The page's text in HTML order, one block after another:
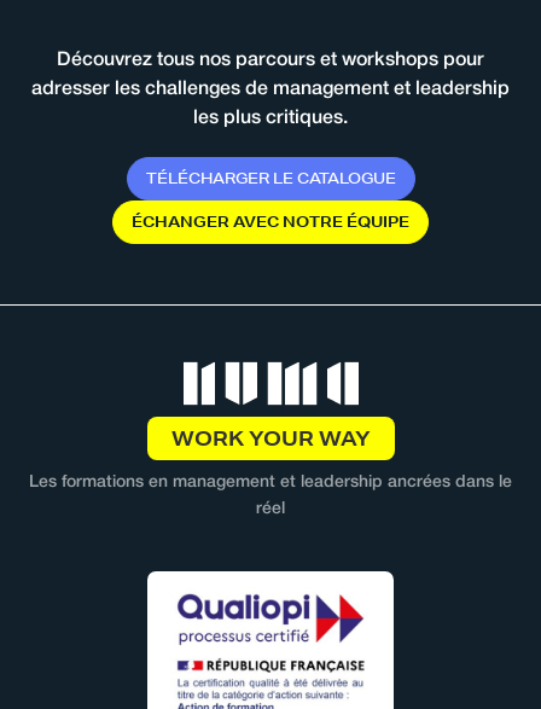
Découvrez tous nos parcours et workshops pour
adresser les challenges de management et leadership
les plus critiques.
TÉLÉCHARGER LE CATALOGUE
ÉCHANGERAVEC NOTRE ÉQUIPE
WORK YOUR WAY
Les formations en management et leadership ancrées dans le
réel